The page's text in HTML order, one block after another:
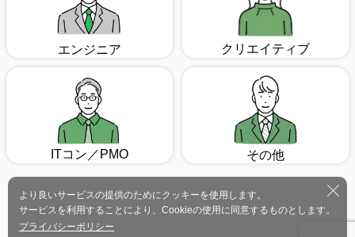
エンジニア クリエイティブ
ITコン／PMO その他
より良いサービスの提供のためにクッキーを使用します。
サービスを利用することにより、Cookieの使用に同意するものとします。
プライバシーポリシー